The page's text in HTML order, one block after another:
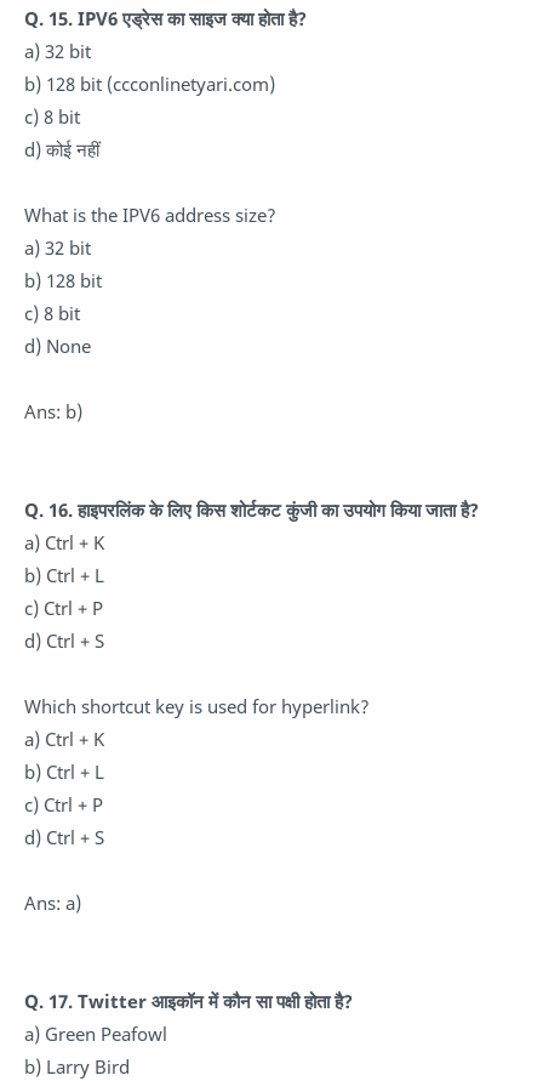
Q. 15. IPV6 एड्रेस का साइज क्या होता है?
a) 32 bit
b) 128 bit (ccconlinetyari.com)
c) 8 bit
d) कोई नहीं
What is the IPV6 address size?
a) 32 bit
b) 128 bit
c) 8 bit
d) None
Ans: b)
Q. 16. हाइपरलिंक के लिए किस शोर्टकट कुंजी का उपयोग किया जाता है?
a) Ctrl + K
b) Ctrl + L
c) Ctrl + P
d) Ctrl + S
Which shortcut key is used for hyperlink?
a) Ctrl + K
b) Ctrl + L
c) Ctrl + P
d) Ctrl + S
Ans: a)
Q. 17. Twitter आइकॉन में कौन सा पक्षी होता है?
a) Green Peafowl
b) Larry Bird